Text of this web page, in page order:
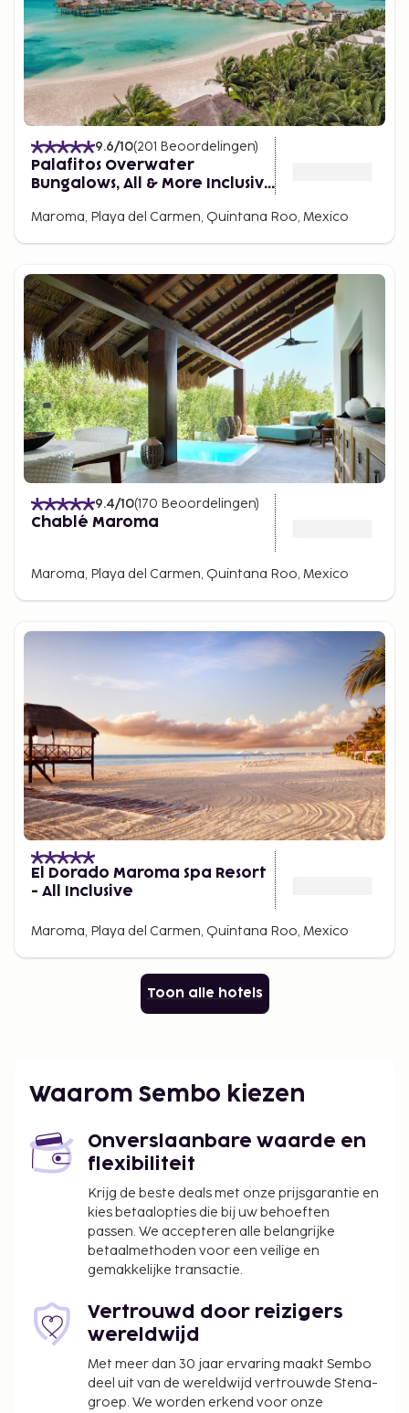
9.6/10(201 Beoordelingen)
Palafitos Overwater
Bungalows, All & More Inclusive
Maroma, Playa del Carmen, Quintana Roo, Mexico
9.4/10(170 Beoordelingen)
Chablé Maroma
Maroma, Playa del Carmen, Quintana Roo, Mexico
El Dorado Maroma Spa Resort
- All Inclusive
Maroma, Playa del Carmen, Quintana Roo, Mexico
Toon alle hotels
Waarom Sembo kiezen
Onverslaanbare waarde en
flexibiliteit
Krijg de beste deals met onze prijsgarantie en
kies betaalopties die bij uw behoeften
passen. We accepteren alle belangrijke
betaalmethoden voor een veilige en
gemakkelijke transactie.
Vertrouwd door reizigers
wereldwijd
Met meer dan 30 jaar ervaring maakt Sembo
deel uit van de wereldwijd vertrouwde Stena-
groep. We worden erkend voor onze